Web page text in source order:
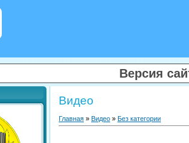
Версия
Видео
Главная » Видео » Без категории